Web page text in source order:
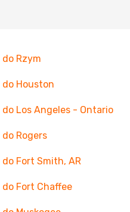
Rzym
do Houston
do Los Angeles - Ontario
Rogers
Fort Smith, AR
do Fort Chaffee